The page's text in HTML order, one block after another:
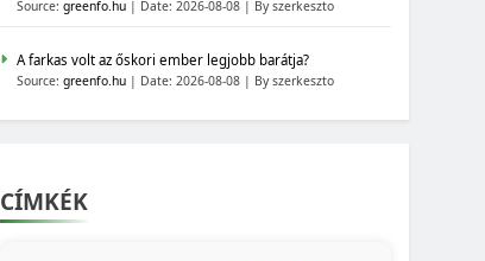
Source:greenfo.hu Date: 2026-08-08 By szerkeszto
A farkas volt az őskori ember legjobb barátja?
Source:greenfo.hu Date: 2026-08-08 By szerkeszto
CÍMKÉK